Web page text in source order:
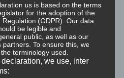
das Nachmachen sehr direkt,
Verhaltensformen übernommen
Rahmen, und der
verschiedene Verhaltensweisen
der aufgestauten gegenseitigen
us is based on the terms
for the adoption of the
(GDPR). Our data
be legible and
public, as well as our
To ensure this, we
terminology used.
declaration, we use, inter